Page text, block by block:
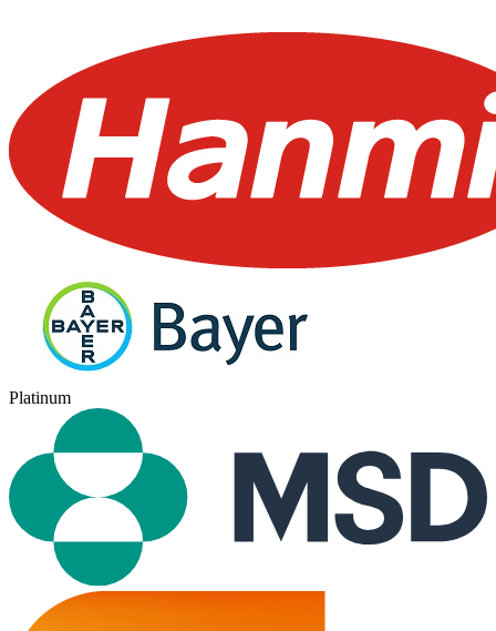
Platinum